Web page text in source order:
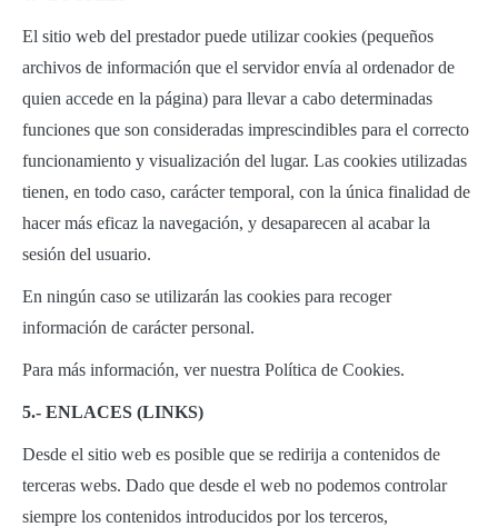
El sitio web del prestador puede utilizar cookies (pequeños
archivos de información que el servidor envía al ordenador de
quien accede en la página) para llevar a cabo determinadas
funciones que son consideradas imprescindibles para el correcto
funcionamiento y visualización del lugar. Las cookies utilizadas
tienen, en todo caso, carácter temporal, con la única finalidad de
hacer más eficaz la navegación, y desaparecen al acabar la
sesión del usuario.
En ningún caso se utilizarán las cookies para recoger
información de carácter personal.
Para más información, ver nuestra Política de Cookies.
5.- ENLACES (LINKS)
Desde el sitio web es posible que se redirija a contenidos de
terceras webs. Dado que desde el web no podemos controlar
siempre los contenidos introducidos por los terceros,